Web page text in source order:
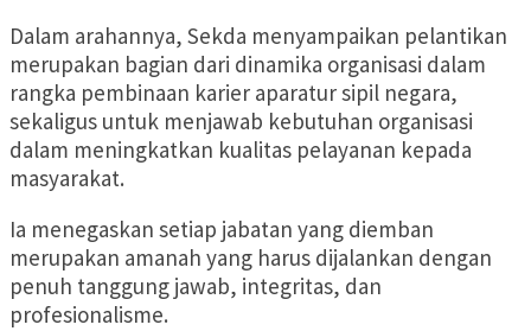
Dalam arahannya, Sekda menyampaikan pelantikan
merupakan bagian dari dinamika organisasi dalam
rangka pembinaan karier aparatur sipil negara,
sekaligus untuk menjawab kebutuhan organisasi
dalam meningkatkan kualitas pelayanan kepada
masyarakat.
Ia menegaskan setiap jabatan yang diemban
merupakan amanah yang harus dijalankan dengan
penuh tanggung jawab, integritas, dan
profesionalisme.